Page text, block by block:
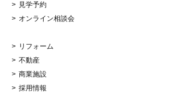
見学予約
オンライン相談会
リフォーム
不動産
商業施設
採用情報